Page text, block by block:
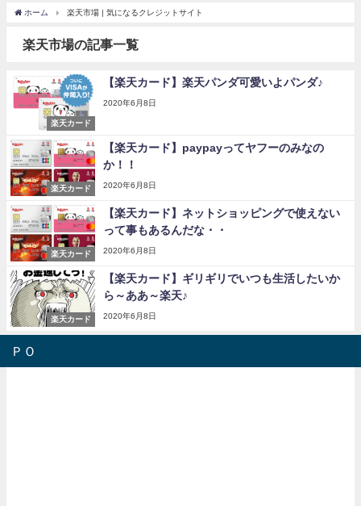
ホーム 楽天市場 | 気になるクレジットサイト
楽天市場の記事一覧
楽天カード
【楽天カード】楽天パンダ可愛いよパンダ♪
2020年6月8日
楽天カード
【楽天カード】paypayってヤフーのみなの
か！！
2020年6月8日
楽天カード
【楽天カード】ネットショッピングで使えない
って事もあるんだな・・
2020年6月8日
楽天カード
【楽天カード】ギリギリでいつも生活したいか
ら～ああ～楽天♪
2020年6月8日
ＰＯ